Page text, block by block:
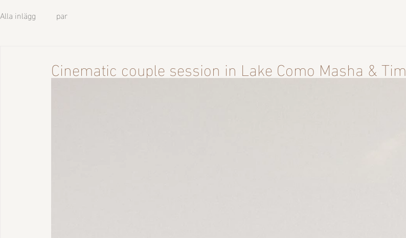
Alla inlägg par
Cinematic couple session in Lake Como Masha & Tim